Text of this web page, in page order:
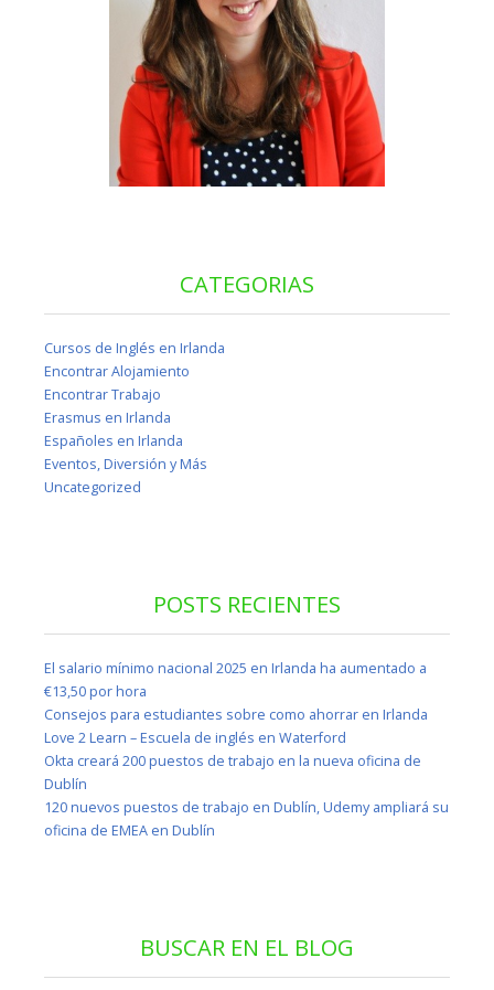
CATEGORIAS
Cursos de Inglés en Irlanda
Encontrar Alojamiento
Encontrar Trabajo
Erasmus en Irlanda
Españoles en Irlanda
Eventos, Diversión y Más
Uncategorized
POSTS RECIENTES
El salario mínimo nacional 2025 en Irlanda ha aumentado a
€13,50 por hora
Consejos para estudiantes sobre como ahorrar en Irlanda
Love 2 Learn – Escuela de inglés en Waterford
Okta creará 200 puestos de trabajo en la nueva oficina de
Dublín
120 nuevos puestos de trabajo en Dublín, Udemy ampliará su
oficina de EMEA en Dublín
BUSCAR EN EL BLOG